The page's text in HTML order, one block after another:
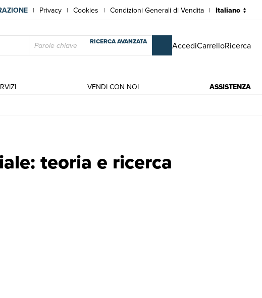
| Privacy | Cookies | Condizioni Generali di Vendita |
RICERCA AVANZATA AccediCarrelloRicerca
VENDI CON NOI ASSISTENZA
teoria e ricerca
| AA. VV.